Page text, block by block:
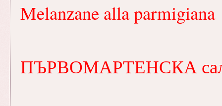
Melanzane alla parmigiana
ПЪРВОМАРТЕНСКА